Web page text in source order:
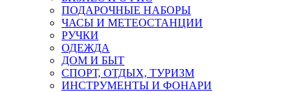
ПОДАРОЧНЫЕ НАБОРЫ
ЧАСЫ И МЕТЕОСТАНЦИИ
РУЧКИ
ОДЕЖДА
ДОМ И БЫТ
СПОРТ, ОТДЫХ, ТУРИЗМ
ИНСТРУМЕНТЫ И ФОНАРИ